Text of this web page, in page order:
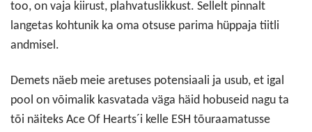
too, on vaja kiirust, plahvatuslikkust. Sellelt pinnalt
langetas kohtunik ka oma otsuse parima hüppaja tiitli
andmisel.
Demets näeb meie aretuses potensiaali ja usub, et igal
pool on võimalik kasvatada väga häid hobuseid nagu ta
tõi näiteks Ace Of Hearts´i kelle ESH tõuraamatusse